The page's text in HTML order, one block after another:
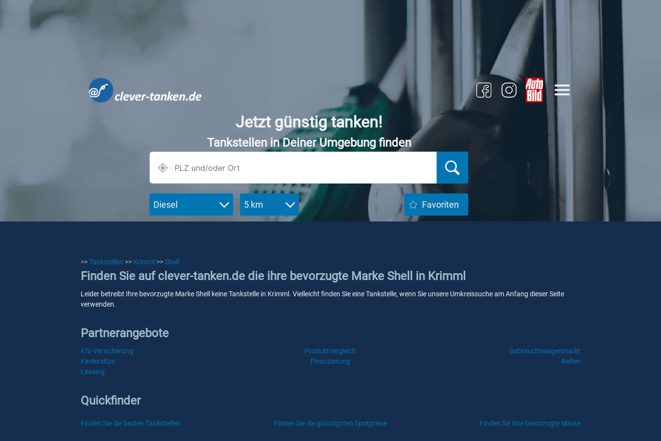
Jetzt günstig tanken!
Tankstellen in Deiner Umgebung finden
Diesel 5 km Favoriten
>>Tankstellen >> Krimml >>Shell
Finden Sie auf clever-tanken.de die ihre bevorzugte Marke Shell in Krimml
Leider betreibt Ihre bevorzugte Marke Shell keine Tankstelle in Krimml. Vielleicht finden Sie eine Tankstelle, wenn Sie unsere Umkreissuche am Anfang dieser Seite
verwenden.
Partnerangebote
Kfz-Versicherung Produktvergleich
Gebrauchtwagenmarkt
Kindersitze
Finanzierung
Reifen
Leasing
Quickfinder
Finden Sie die besten Tankstellen Finden Sie die günstigsten Spritpreise Finden Sie Ihre bevorzugte Marke